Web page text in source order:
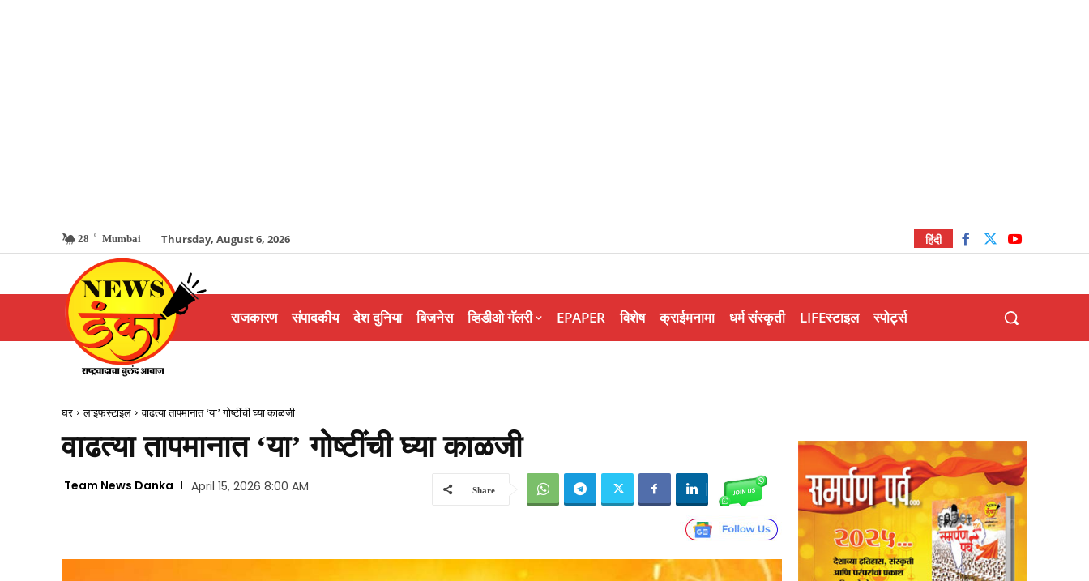
28 C Mumbai Thursday, August 6, 2026 हिंदी
राजकारण संपादकीय देश दुनिया बिजनेस व्हिडीओ गॅलरी EPAPER विशेष क्राईमनामा धर्म संस्कृती LIFEस्टाइल स्पोर्ट्स
घर लाइफस्टाइल वाढत्या तापमानात ‘या’ गोष्टींची घ्या काळजी
वाढत्या तापमानात ‘या’ गोष्टींची घ्या काळजी
Team News Danka April 15, 2026 8:00 AM Share